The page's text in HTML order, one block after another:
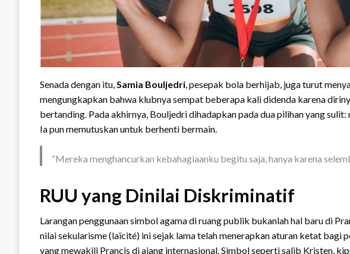
Senada dengan itu,Samia Bouljedri, pesepak bola berhijab, juga turut
mengungkapkan bahwa klubnya sempat beberapa kali didenda karena
bertanding. Pada akhirnya, Bouljedri dihadapkan pada dua pilihan yang
Ia pun memutuskan untuk berhenti bermain.
“Mereka menghancurkan kebahagiaanku begitu saja, hanya karena
RUU yang Dinilai Diskriminatif
Larangan penggunaan simbol agama di ruang publik bukanlah hal baru di
nilai sekularisme (laïcité) ini sejak lama telah menerapkan aturan ketat bagi
yang mewakili Prancis di ajang internasional. Simbol seperti salib Kristen,